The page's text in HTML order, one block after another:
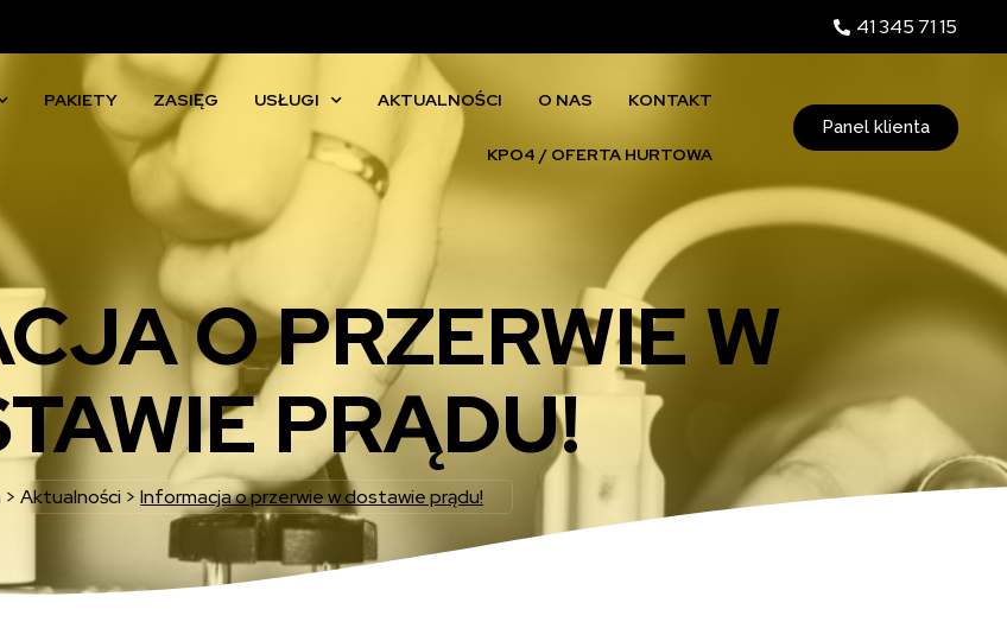
41 345 71 15
PAKIETY ZASIĘG USŁUGI AKTUALNOŚCI O NAS KONTAKT
KPO4 / OFERTA HURTOWA
Panel klienta
O PRZERWIE W
PRĄDU!
> Aktualności > Informacja o przerwie w dostawie prądu!